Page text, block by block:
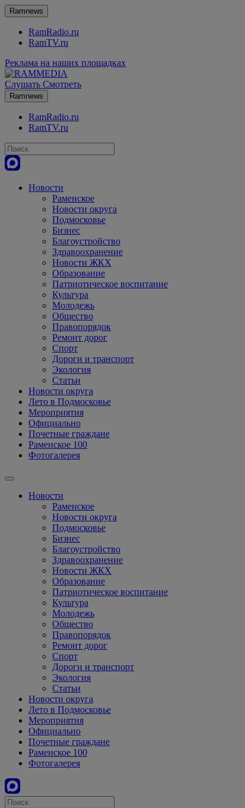
Ramnews
RamRadio.ru
RamTV.ru
Реклама на наших площадках
Слушать Смотреть
Ramnews
RamRadio.ru
RamTV.ru
Новости
Раменское
Новости округа
Подмосковье
Бизнес
Благоустройство
Здравоохранение
Новости ЖКХ
Образование
Патриотическое воспитание
Культура
Молодежь
Общество
Правопорядок
Ремонт дорог
Спорт
Дороги и транспорт
Экология
Статьи
Новости округа
Лето в Подмосковье
Мероприятия
Официально
Почетные граждане
Раменское 100
Фотогалерея
Новости
Раменское
Новости округа
Подмосковье
Бизнес
Благоустройство
Здравоохранение
Новости ЖКХ
Образование
Патриотическое воспитание
Культура
Молодежь
Общество
Правопорядок
Ремонт дорог
Спорт
Дороги и транспорт
Экология
Статьи
Новости округа
Лето в Подмосковье
Мероприятия
Официально
Почетные граждане
Раменское 100
Фотогалерея